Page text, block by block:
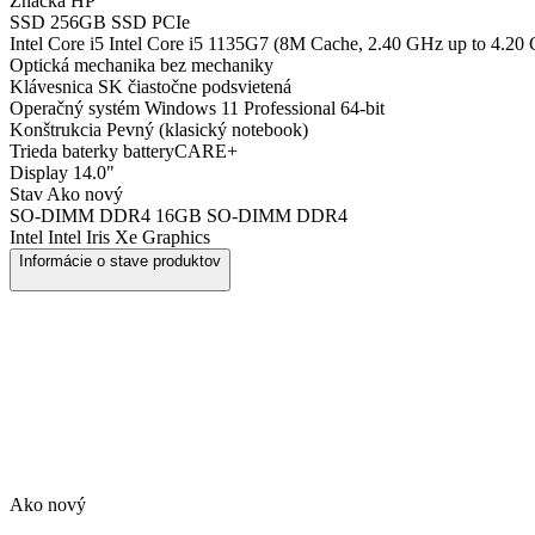
SSD 256GB SSD PCIe
Intel Core i5 Intel Core i5 1135G7 (8M Cache, 2.40 GHz up to 4.20
Optická mechanika bez mechaniky
Klávesnica SK čiastočne podsvietená
Operačný systém Windows 11 Professional 64-bit
Konštrukcia Pevný (klasický notebook)
Trieda baterky batteryCARE+
Display 14.0"
Stav Ako nový
SO-DIMM DDR4 16GB SO-DIMM DDR4
Intel Intel Iris Xe Graphics
Informácie o stave produktov
Ako nový